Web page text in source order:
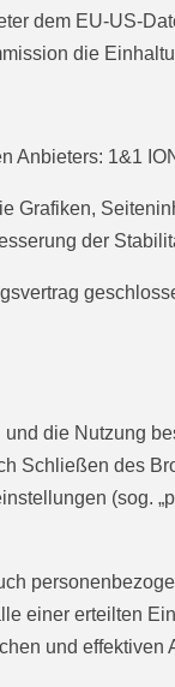
dem EU-US-
die
1&1
Grafiken,
der
die Nutzung
Schließen des
(sog.
einer erteilten
und effektiven